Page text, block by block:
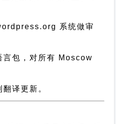
系统做审
言包，对所有 Moscow
译更新。